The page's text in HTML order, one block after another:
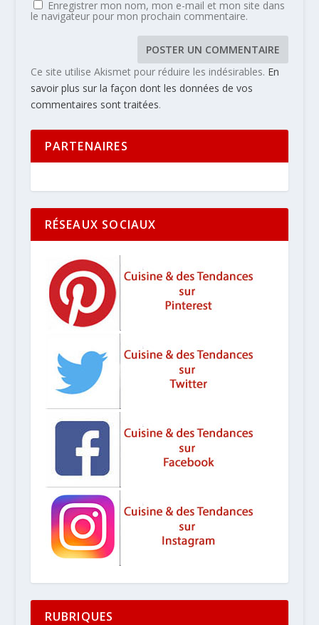
Enregistrer mon nom, mon e-mail et mon site dans
le navigateur pour mon prochain commentaire.
Ce site utilise Akismet pour réduire les indésirables. En
savoir plus sur la façon dont les données de vos
commentaires sont traitées.
PARTENAIRES
RÉSEAUX SOCIAUX
RUBRIQUES